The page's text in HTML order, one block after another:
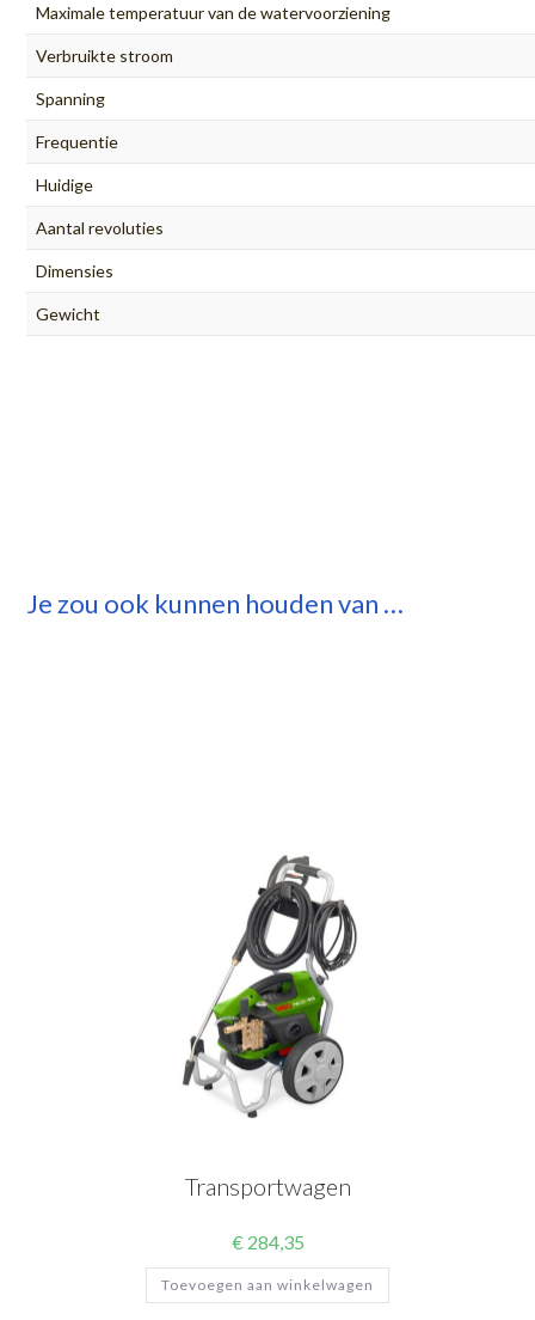
Maximale temperatuur van de watervoorziening
Verbruikte stroom
Spanning
Frequentie
Huidige
Aantal revoluties
Dimensies
Gewicht
Je zou ook kunnen houden van …
Transportwagen
€ 284,35
Toevoegen aan winkelwagen